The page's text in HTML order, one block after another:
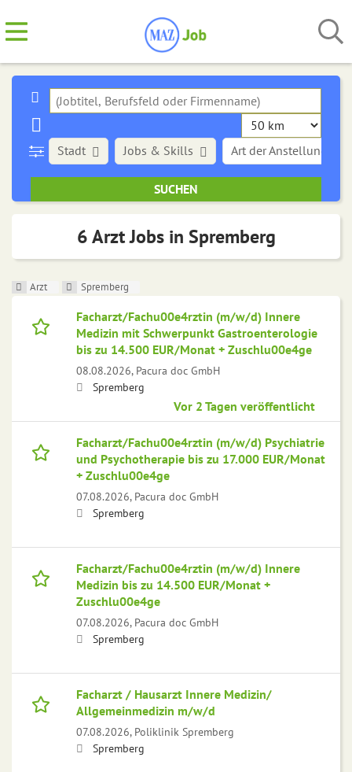
Stadt Art der Anstellung
Jobs & Skills
6 Arzt Jobs in Spremberg
Arzt Spremberg
Facharzt/Fachu00e4rztin (m/w/d) Innere
Medizin mit Schwerpunkt Gastroenterologie
bis zu 14.500 EUR/Monat + Zuschlu00e4ge
08.08.2026, Pacura doc GmbH
Spremberg
Vor 2 Tagen veröffentlicht
Facharzt/Fachu00e4rztin (m/w/d) Psychiatrie
und Psychotherapie bis zu 17.000 EUR/Monat
+ Zuschlu00e4ge
07.08.2026, Pacura doc GmbH
Spremberg
Facharzt/Fachu00e4rztin (m/w/d) Innere
Medizin bis zu 14.500 EUR/Monat +
Zuschlu00e4ge
07.08.2026, Pacura doc GmbH
Spremberg
Facharzt / Hausarzt Innere Medizin/
Allgemeinmedizin m/w/d
07.08.2026, Poliklinik Spremberg
Spremberg